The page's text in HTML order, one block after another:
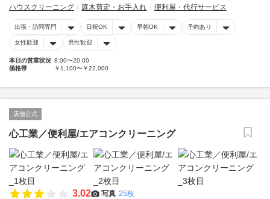
ハウスクリーニング 庭木剪定・お手入れ 便利屋・代行サービス
出張・訪問専門 日祝OK 早朝OK 予約あり
女性歓迎 男性歓迎
本日の営業状況 8:00〜20:00
価格帯
￥1,100〜￥22,000
店舗公式
心工業／便利屋/エアコンクリーニング
3.02 写真 25枚